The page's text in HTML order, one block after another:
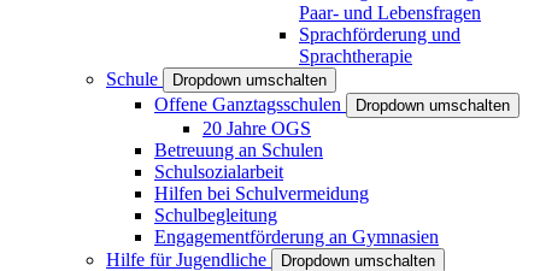
Paar- und Lebensfragen
Sprachförderung und
Sprachtherapie
Schule
Dropdown umschalten
Offene Ganztagsschulen Dropdown umschalten
20 Jahre OGS
Betreuung an Schulen
Schulsozialarbeit
Hilfen bei Schulvermeidung
Schulbegleitung
Engagementförderung an Gymnasien
Hilfe für Jugendliche
Dropdown umschalten